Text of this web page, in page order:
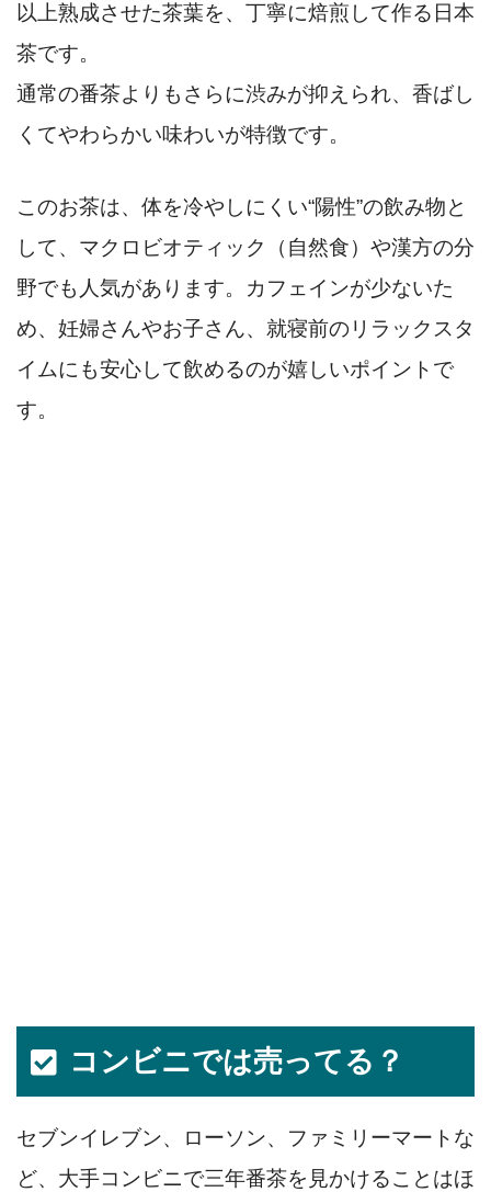
以上熟成させた茶葉を、丁寧に焙煎して作る日本
茶です。
通常の番茶よりもさらに渋みが抑えられ、香ばし
くてやわらかい味わいが特徴です。
このお茶は、体を冷やしにくい“陽性”の飲み物と
して、マクロビオティック（自然食）や漢方の分
野でも人気があります。カフェインが少ないた
め、妊婦さんやお子さん、就寝前のリラックスタ
イムにも安心して飲めるのが嬉しいポイントで
す。
コンビニでは売ってる？
セブンイレブン、ローソン、ファミリーマートな
ど、大手コンビニで三年番茶を見かけることはほ